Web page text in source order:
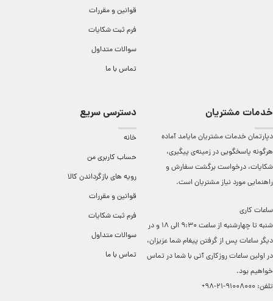
قوانین و مقررات
فرم ثبت شکایات
سوالات متداول
تماس با ما
خدمات مشتریان
دپارتمان خدمات مشتریان مایامد آماده
هرگونه پاسخگویی در زمینه‌ی پیگیری،
شکایات، درخواست برگشت سفارش و
راهنمایی مورد نیاز مشتریان است.
ساعات کاری
شنبه تا چهارشنبه از ساعت 9:30 الی 18 و در
دیگر ساعات ‌پس از گرفتن پیغام شما عزیزان،
در اولین ساعات روزکاری آتی با شما در تماس
خواهیم بود.
تلفن: 91008000-21-98+
دسترسی سریع
خانه
حساب کاربری من
رویه های بازگرداندن کالا
قوانین و مقررات
فرم ثبت شکایات
سوالات متداول
تماس با ما